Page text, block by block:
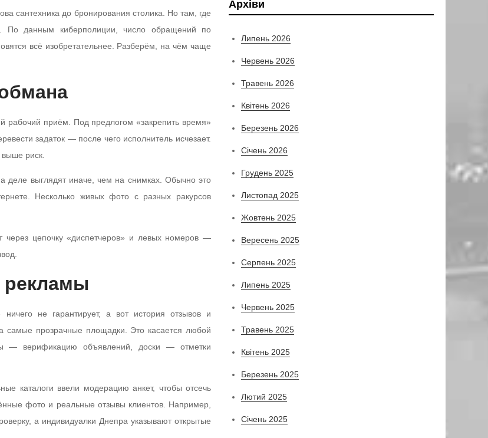
сантехника до бронирования столика. Но там, где
По данным киберполиции, число обращений по
всё изобретательнее. Разберём, на чём чаще
приём. Под предлогом «закрепить время»
задаток — после чего исполнитель исчезает.
риск.
деле выглядят иначе, чем на снимках. Обычно это
Несколько живых фото с разных ракурсов
через цепочку «диспетчеров» и левых номеров —
рекламы
не гарантирует, а вот история отзывов и
прозрачные площадки. Это касается любой
— верификацию объявлений, доски — отметки
каталоги ввели модерацию анкет, чтобы отсечь
фото и реальные отзывы клиентов. Например,
а индивидуалки Днепра указывают открытые
Архіви
Липень 2026
Червень 2026
Травень 2026
Квітень 2026
Березень 2026
Січень 2026
Грудень 2025
Листопад 2025
Жовтень 2025
Вересень 2025
Серпень 2025
Липень 2025
Червень 2025
Травень 2025
Квітень 2025
Березень 2025
Лютий 2025
Січень 2025